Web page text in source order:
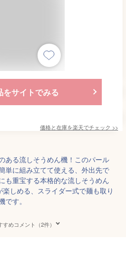
をサイトでみる
価格と在庫を楽天でチェック >>
ある流しそうめん機！このパール
単に組み立てて使える、外出先で
も重宝する本格的な流しそうめん
しめる、スライダー式で麺も取り
す。
すめコメント（2件）